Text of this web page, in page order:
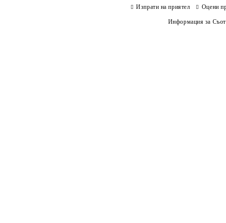
Изпрати на приятел Оцени
Информация за